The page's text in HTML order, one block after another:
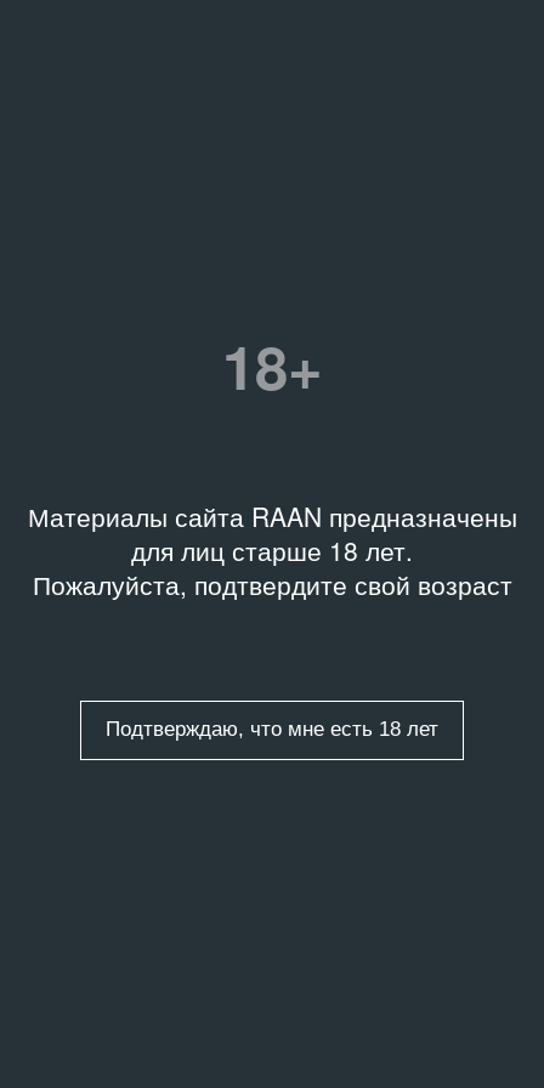
18+
Материалы сайта RAAN предназначены
для лиц старше 18 лет.
Пожалуйста, подтвердите свой возраст
Подтверждаю, что мне есть 18 лет